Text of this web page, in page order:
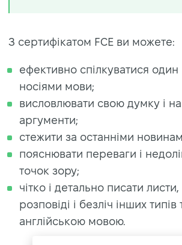
З сертифікатом FCE ви можете:
ефективно спілкуватися
носіями мови;
висловлювати свою думку і
аргументи;
стежити за останніми
пояснювати переваги і
точок зору;
чітко і детально писати листи,
розповіді і безліч інших типів
англійською мовою.